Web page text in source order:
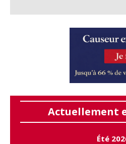
Actuellement
Été